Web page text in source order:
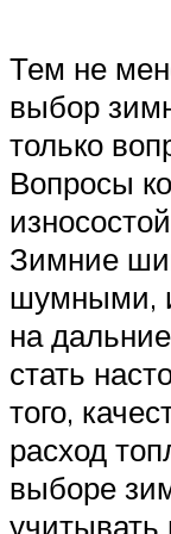
Тем не
выбор
только
Вопросы
Зимние
шумными,
на
стать
того,
расход
выборе